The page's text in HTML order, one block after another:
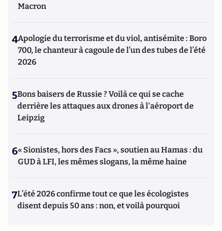
Macron
4Apologie du terrorisme et du viol, antisémite : Boro
700, le chanteur à cagoule de l’un des tubes de l’été
2026
5Bons baisers de Russie ? Voilà ce qui se cache
derrière les attaques aux drones à l'aéroport de
Leipzig
6« Sionistes, hors des Facs », soutien au Hamas : du
GUD à LFI, les mêmes slogans, la même haine
7L’été 2026 confirme tout ce que les écologistes
disent depuis 50 ans : non, et voilà pourquoi